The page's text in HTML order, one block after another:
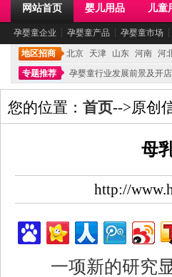
网站首页 婴儿用品 儿童
孕婴童企业 ┆ 孕婴童产品 ┆ 孕婴童市场 ┆
地区招商 北京 天津 山东 河南 河
专题推荐
孕婴童行业发展前景及开
您的位置： 首页-->原创
母
http://
一项新的研究显